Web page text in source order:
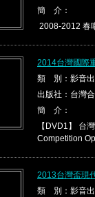
簡 介：
2008-2012 春
2014台灣國際
類 別：影音
出版社：台灣
簡 介：
【DVD1】 台
Competition
2013台灣盃現
類 別：影音